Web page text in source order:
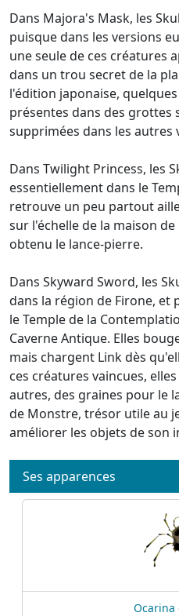
Dans Majora's Mask, les
puisque dans les versions
une seule de ces créatures
dans un trou secret de la
l'édition japonaise,
présentes dans des grottes
supprimées dans les autres
Dans Twilight Princess, les
essentiellement dans le
retrouve un peu partout
sur l'échelle de la maison
obtenu le lance-pierre.
Dans Skyward Sword, les
dans la région de Firone, et
le Temple de la
Caverne Antique. Elles
mais chargent Link dès
ces créatures vaincues,
autres, des graines pour le
de Monstre, trésor utile au
améliorer les objets de son
Ses apparences
Ocarina